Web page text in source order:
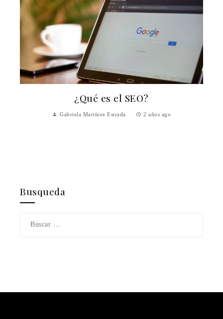
¿Qué es el SEO?
Gabriela Martínez Estrada 2 años ago
Busqueda